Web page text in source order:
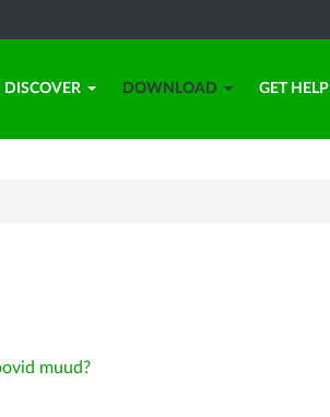
DISCOVER DOWNLOAD GET HELP
muud?